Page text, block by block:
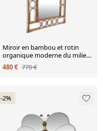
Miroir en bambou et rotin
organique moderne du milieu
du siècle, style Franco Albini,
années 1960.
480 € 770 €
-2%